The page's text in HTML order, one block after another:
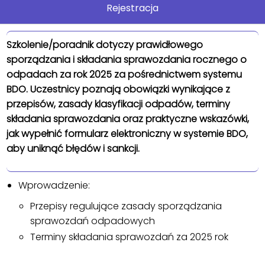
Rejestracja
Szkolenie/poradnik dotyczy prawidłowego
sporządzania i składania sprawozdania rocznego o
odpadach za rok 2025 za pośrednictwem systemu
BDO. Uczestnicy poznają obowiązki wynikające z
przepisów, zasady klasyfikacji odpadów, terminy
składania sprawozdania oraz praktyczne wskazówki,
jak wypełnić formularz elektroniczny w systemie BDO,
aby uniknąć błędów i sankcji.
Wprowadzenie:
Przepisy regulujące zasady sporządzania
sprawozdań odpadowych
Terminy składania sprawozdań za 2025 rok